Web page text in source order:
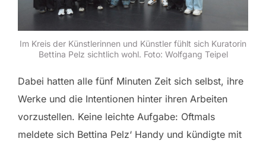
Im Kreis der Künstlerinnen und Künstler fühlt sich Kuratorin
Bettina Pelz sichtlich wohl. Foto: Wolfgang Teipel
Dabei hatten alle fünf Minuten Zeit sich selbst, ihre
Werke und die Intentionen hinter ihren Arbeiten
vorzustellen. Keine leichte Aufgabe: Oftmals
meldete sich Bettina Pelz‘ Handy und kündigte mit